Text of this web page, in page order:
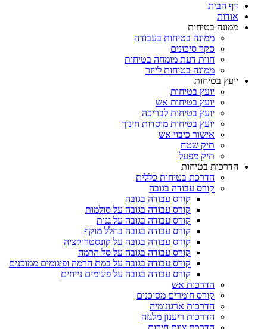
דף הבית
אודות
ממונה בטיחות
ממונה בטיחות בעבודה
סקר סיכונים
חוות דעת מומחה בטיחות
ממונה בטיחות לייזר
יועץ בטיחות
יועץ בטיחות
יועץ בטיחות אש
יועץ בטיחות לבריכה
יועץ בטיחות מוסדות חינוך
אישור כיבוי אש
תיק שטח
תיק מפעל
הדרכות בטיחות
הדרכת בטיחות כללית
קורס עבודה בגובה
קורס עבודה בגובה
קורס עבודה בגובה על סולמות
קורס עבודה בגובה על גגות
קורס עבודה בגובה בחלל מוקף
קורס עבודה בגובה על קונסטרוקציה
קורס עבודה בגובה על סל הרמה
קורס עבודה בגובה על במת הרמה ופיגומים ממוכנים
קורס עבודה בגובה על פיגומים נייחים
הדרכות אש
קורס חומרים מסוכנים
הדרכות ארגונומיה
הדרכות ריענון מלגזה